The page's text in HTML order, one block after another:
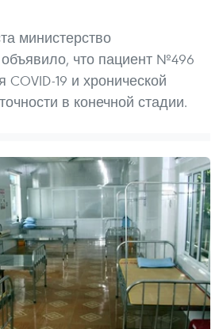
министерство
что пациент №496
19 и хронической
в конечной стадии.